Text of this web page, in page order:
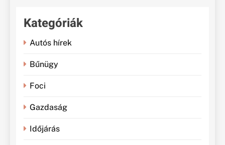
Kategóriák
Autós hírek
Bűnügy
Foci
Gazdaság
Időjárás